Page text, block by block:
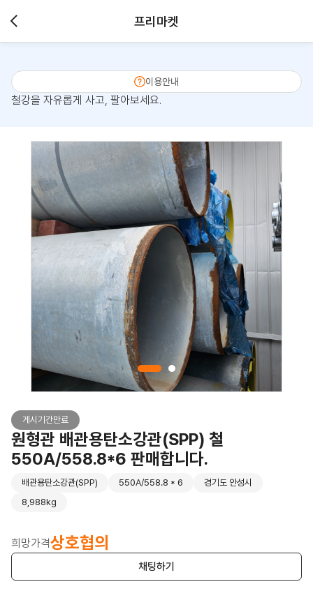
프리마켓
이용안내
철강을 자유롭게 사고, 팔아보세요.
게시기간만료
원형관 배관용탄소강관(SPP) 철
550A/558.8*6 판매합니다.
배관용탄소강관(SPP) 550A/558.8 * 6
경기도 안성시
8,988kg
희망가격상호협의
채팅하기